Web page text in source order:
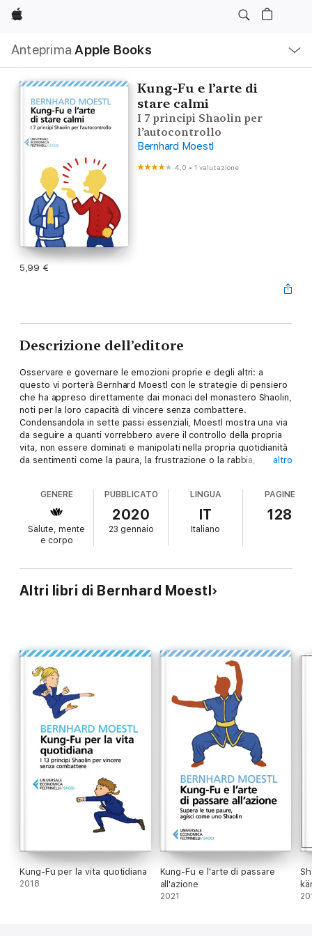
Apple
Anteprima Apple Books
locale
Apri
Menu
Kung-Fu e l’arte di
stare calmi
I 7 principi Shaolin per
l’autocontrollo
Bernhard Moestl
4,0 •1 valutazione
5,99 €
Descrizione dell’editore
Osservare e governare le emozioni proprie e degli altri: a
questo vi porterà Bernhard Moestl con le strategie di pensiero
che ha appreso direttamente dai monaci del monastero Shaolin,
noti per la loro capacità di vincere senza combattere.
Condensandola in sette passi essenziali, Moestl mostra una via
da seguire a quanti vorrebbero avere il controllo della propria
vita, non essere dominati e manipolati nella propria quotidianità
da sentimenti come la paura, la frustrazione o la rabbia,
testa.
altro
GENERE
Salute, mente
e corpo
PUBBLICATO
2020
23 gennaio
LINGUA
IT
Italiano
PAGINE
128
Altri libri di Bernhard Moestl
Kung-Fu per la vita quotidiana
2018
Kung-Fu e l'arte di passare
all'azione
2021